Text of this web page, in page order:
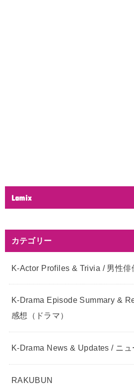
Lamix
カテゴリー
K-Actor Profiles & Trivia / 男性俳
K-Drama Episode Summary &
感想（ドラマ）
K-Drama News & Updates / ニュ
RAKUBUN